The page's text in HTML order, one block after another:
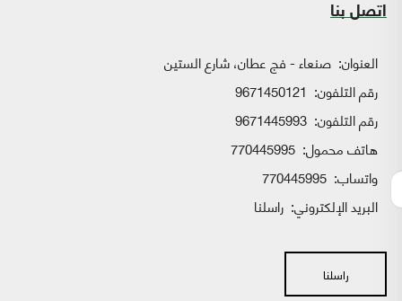
اتصل بنا
العنوان: صنعاء - فج عطان، شارع الستين
رقم التلفون: 9671450121
رقم التلفون: 9671445993
هاتف محمول: 770445995
واتساب:
البريد الإلكتروني: راسلنا
راسلنا